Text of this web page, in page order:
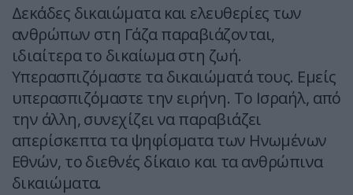
Δεκάδες δικαιώματα και ελευθερίες των
ανθρώπων στη Γάζα παραβιάζονται,
ιδιαίτερα το δικαίωμα στη ζωή.
Υπερασπιζόμαστε τα δικαιώματά τους. Εμείς
υπερασπιζόμαστε την ειρήνη. Το Ισραήλ, από
την άλλη, συνεχίζει να παραβιάζει
απερίσκεπτα τα ψηφίσματα των Ηνωμένων
Εθνών, το διεθνές δίκαιο και τα ανθρώπινα
δικαιώματα.